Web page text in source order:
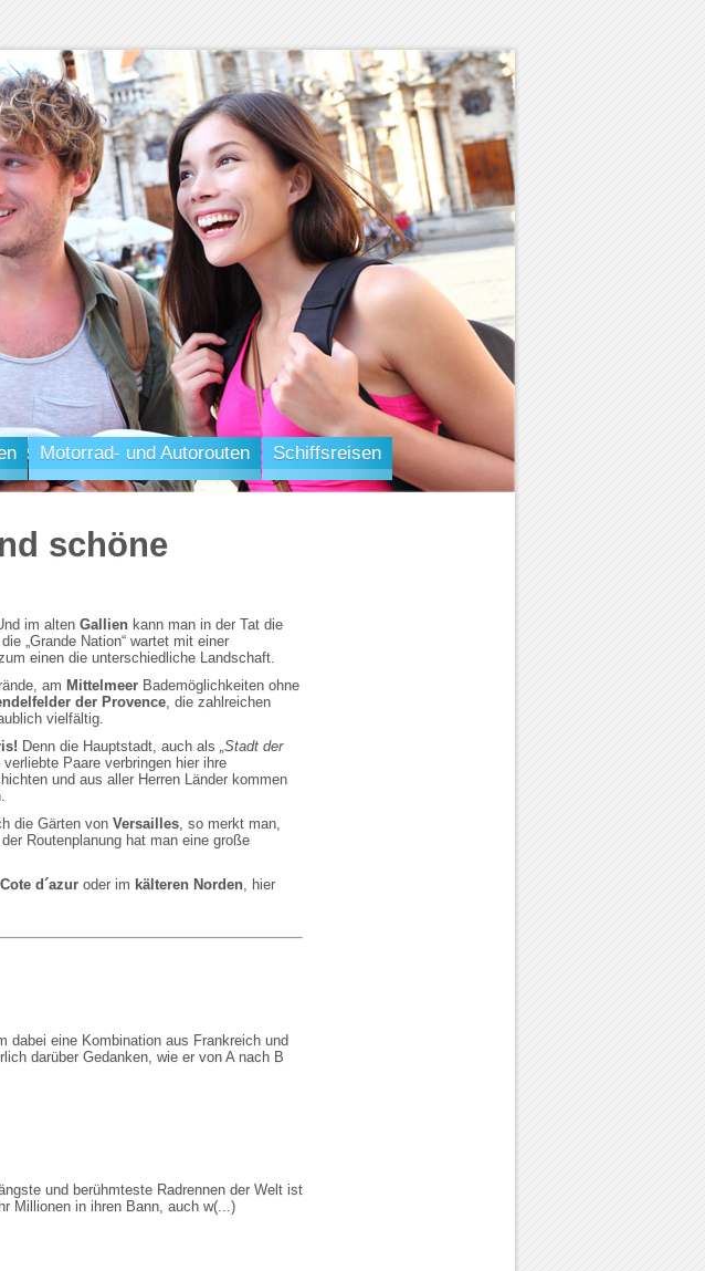
Motorrad- und Autorouten Schiffsreisen
schöne
im alten Gallien kann man in der Tat die
„Grande Nation“ wartet mit einer
einen die unterschiedliche Landschaft.
am Mittelmeer Bademöglichkeiten ohne
der Provence, die zahlreichen
vielfältig.
Denn die Hauptstadt, auch als „Stadt der
Paare verbringen hier ihre
und aus aller Herren Länder kommen
die Gärten von Versailles, so merkt man,
Routenplanung hat man eine große
Cote d´azur oder im kälteren Norden, hier
dabei eine Kombination aus Frankreich und
darüber Gedanken, wie er von A nach B
und berühmteste Radrennen der Welt ist
Millionen in ihren Bann, auch w(...)